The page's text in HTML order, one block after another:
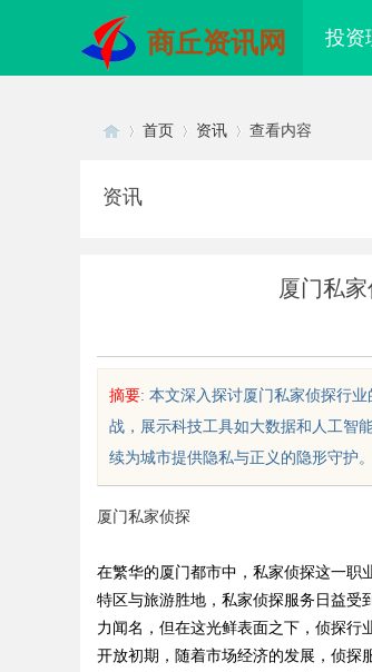
商丘资讯网 投资
sc
首页 资讯 查看内容
资讯
厦门私
摘要: 本文深入探讨厦门私家侦探行
战，展示科技工具如大数据和人工智
续为城市提供隐私与正义的隐形守护
厦门私家侦探
在繁华的厦门都市中，私家侦探这一职
特区与旅游胜地，私家侦探服务日益受
力闻名，但在这光鲜表面之下，侦探行
开放初期，随着市场经济的发展，侦探
万年！久匠量身定制
的气质加分项
全面解析聚合